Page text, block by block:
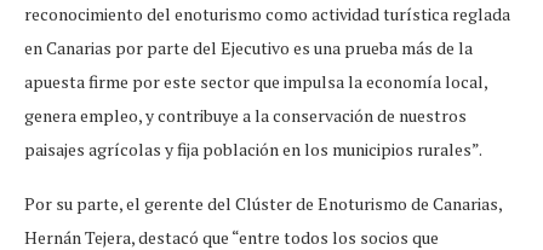
reconocimiento del enoturismo como actividad turística reglada
en Canarias por parte del Ejecutivo es una prueba más de la
apuesta firme por este sector que impulsa la economía local,
genera empleo, y contribuye a la conservación de nuestros
paisajes agrícolas y fija población en los municipios rurales”.
Por su parte, el gerente del Clúster de Enoturismo de Canarias,
Hernán Tejera, destacó que “entre todos los socios que